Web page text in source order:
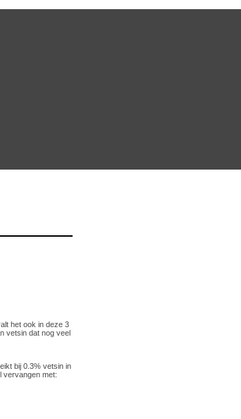
het ook in deze 3
vetsin dat nog veel
bij 0.3% vetsin in
vervangen met: